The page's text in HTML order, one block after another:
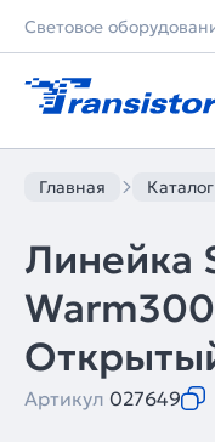
Световое
Главная Каталог
Линейка
Артикул 027649